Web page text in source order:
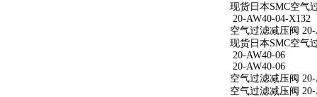
现货日本SMC空气
20-AW40-04-X132
空气过滤减压阀
现货日本SMC空气
20-AW40-06
20-AW40-06
空气过滤减压阀 20-
空气过滤减压阀 20-